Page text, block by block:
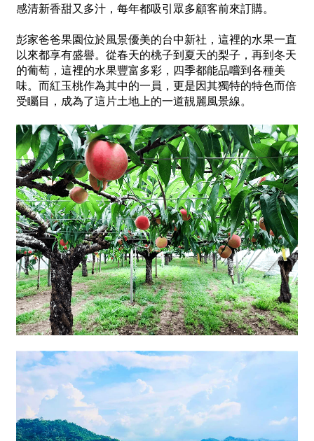
感清新香甜又多汁，每年都吸引眾多顧客前來訂購。
彭家爸爸果園位於風景優美的台中新社，這裡的水果一直
以來都享有盛譽。從春天的桃子到夏天的梨子，再到冬天
的葡萄，這裡的水果豐富多彩，四季都能品嚐到各種美
味。而紅玉桃作為其中的一員，更是因其獨特的特色而倍
受矚目，成為了這片土地上的一道靚麗風景線。